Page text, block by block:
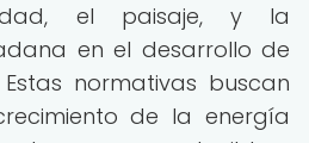
el paisaje, y la
en el desarrollo de
normativas buscan
de la energía